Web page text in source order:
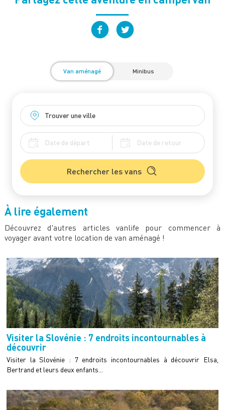
Van aménagé Minibus
Rechercher les vans
À lire également
Découvrez d'autres articles vanlife pour commencer à
voyager avant votre location de van aménagé !
Visiter la Slovénie : 7 endroits incontournables à
découvrir
Visiter la Slovénie : 7 endroits incontournables à découvrir Elsa,
Bertrand et leurs deux enfants...